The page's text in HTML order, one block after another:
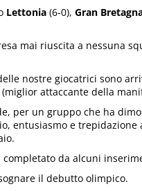
Lettonia (6-0), Gran
mai riuscita a nessuna
nostre giocatrici sono
(miglior attaccante della
per un gruppo che ha
entusiasmo e
da alcuni
il debutto olimpico.